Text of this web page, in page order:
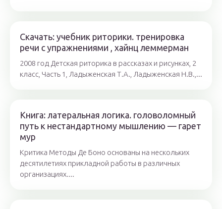
Скачать: учебник риторики. тренировка
речи с упражнениями , хайнц леммерман
2008 год Детская риторика в рассказах и рисунках, 2
класс, Часть 1, Ладыженская Т.А., Ладыженская Н.В.,...
Книга: латеральная логика. головоломный
путь к нестандартному мышлению — гарет
мур
Критика Методы Де Боно основаны на нескольких
десятилетиях прикладной работы в различных
организациях....